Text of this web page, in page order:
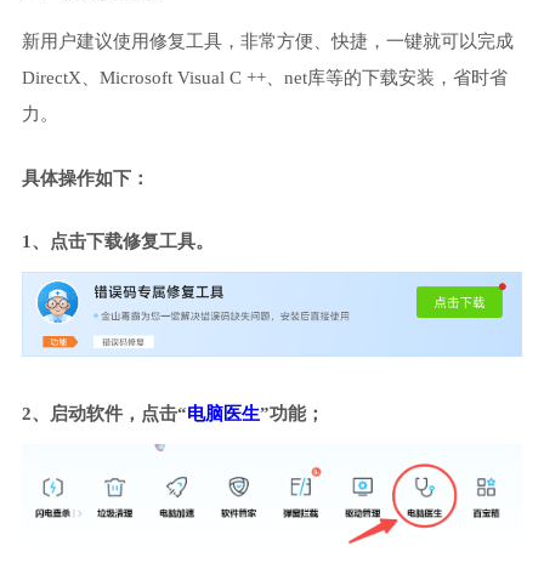
新用户建议使用修复工具，非常方便、快捷，一键就可以完成
DirectX、Microsoft Visual C ++、net库等的下载安装，省时省
力。
具体操作如下：
1、点击下载修复工具。
2、启动软件，点击“电脑医生”功能；